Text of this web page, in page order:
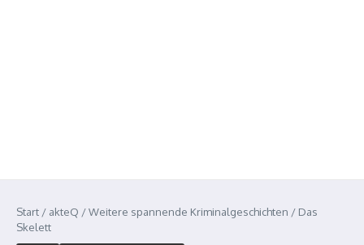
Start / akteQ /Weitere spannende Kriminalgeschichten / Das
Skelett